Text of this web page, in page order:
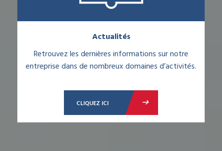
Actualités
Retrouvez les dernières informations sur notre
entreprise dans de nombreux domaines d’activités.
CLIQUEZ ICI